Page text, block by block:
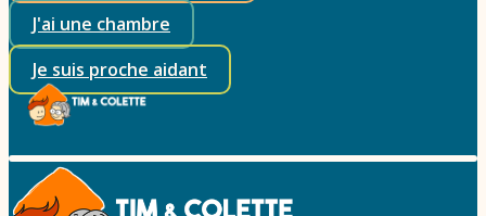
J'ai une chambre
Je suis proche aidant